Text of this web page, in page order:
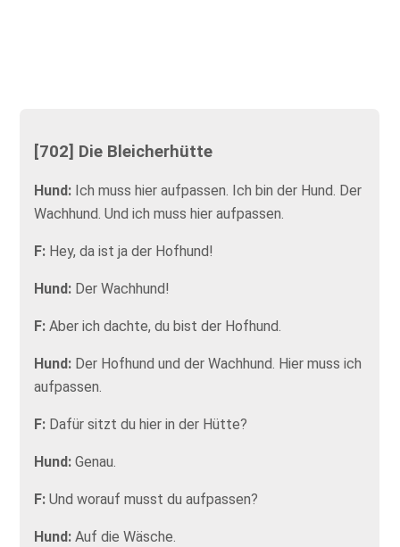
[702] Die Bleicherhütte
Hund: Ich muss hier aufpassen. Ich bin der Hund. Der
Wachhund. Und ich muss hier aufpassen.
F: Hey, da ist ja der Hofhund!
Hund: Der Wachhund!
F:Aber ich dachte, du bist der Hofhund.
Hund: Der Hofhund und der Wachhund. Hier muss ich
aufpassen.
F: Dafür sitzt du hier in der Hütte?
Hund:Genau.
F:Und worauf musst du aufpassen?
Hund:Auf die Wäsche.